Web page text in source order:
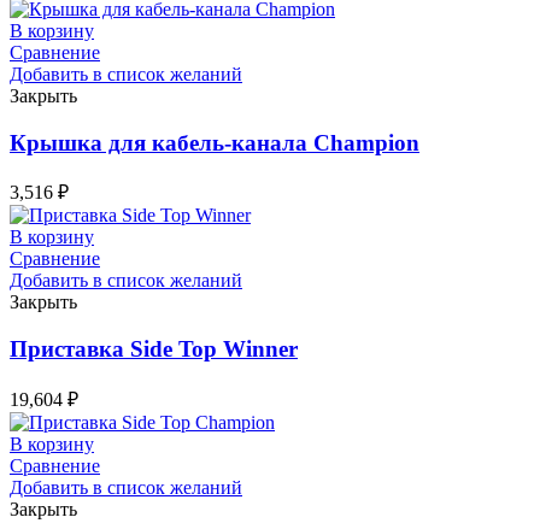
В корзину
Сравнение
Добавить в список желаний
Закрыть
Крышка для кабель-канала Champion
3,516 ₽
В корзину
Сравнение
Добавить в список желаний
Закрыть
Приставка Side Top Winner
19,604 ₽
В корзину
Сравнение
Добавить в список желаний
Закрыть